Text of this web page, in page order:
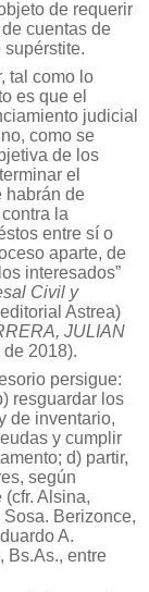
de requerir
cuentas de
tal como lo
es que el
judicial
como se
de los
el
habrán de
la
entre sí o
aparte, de
interesados”
Civil y
Astrea)
JULIAN
2018).
persigue:
resguardar los
de inventario,
y cumplir
d) partir,
según
Alsina,
Berizonce,
A.
Bs.As., entre